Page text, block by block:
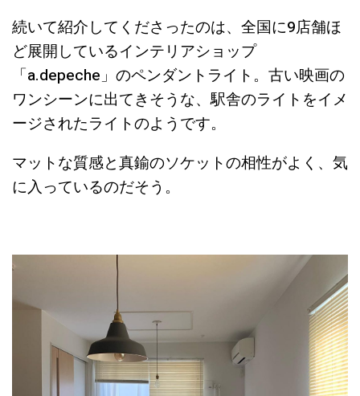
続いて紹介してくださったのは、全国に9店舗ほ
ど展開しているインテリアショップ
「a.depeche」のペンダントライト。古い映画の
ワンシーンに出てきそうな、駅舎のライトをイメ
ージされたライトのようです。
マットな質感と真鍮のソケットの相性がよく、気
に入っているのだそう。